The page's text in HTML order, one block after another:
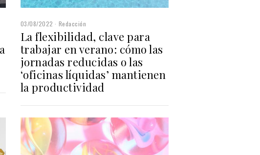
03/08/2022 Redacción
La flexibilidad, clave para
trabajar en verano: cómo las
jornadas reducidas o las
‘oficinas líquidas’ mantienen
la productividad